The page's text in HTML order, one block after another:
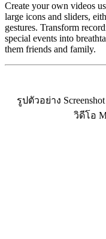
Create your own videos
large icons and sliders,
gestures. Transform
special events into
them friends and family.
รูปตัวอย่าง
วิดีโอ